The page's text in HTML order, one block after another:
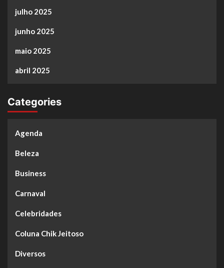
julho 2025
junho 2025
maio 2025
abril 2025
Categories
Agenda
Beleza
Business
Carnaval
Celebridades
Coluna Chik Jeitoso
Diversos